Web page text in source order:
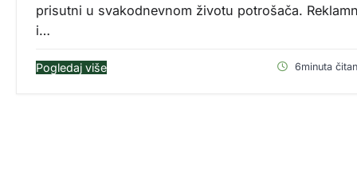
prisutni u svakodnevnom životu potrošača.
i…
Pogledaj više 6minuta